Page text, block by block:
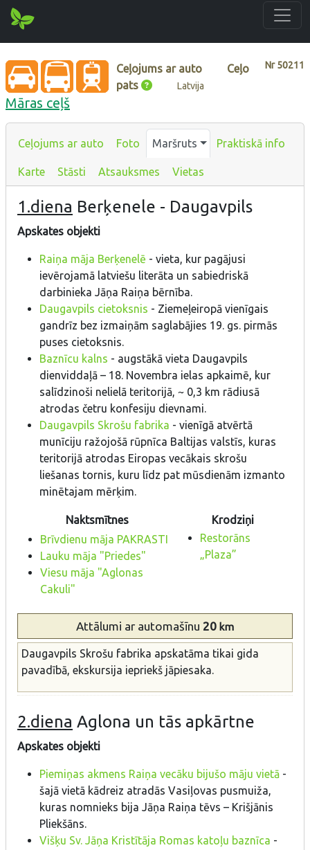
Nr50211
Ceļojums ar auto
Ceļo
pats
Latvija
Māras ceļš
Ceļojums ar auto Foto Maršruts Praktiskā info
Karte Stāsti Atsauksmes Vietas
1.diena Berķenele - Daugavpils
Apskates objekti
Raiņa māja Berķenelē - vieta, kur pagājusi
ievērojamā latviešu literāta un sabiedriskā
darbinieka Jāņa Raiņa bērnība.
Daugavpils cietoksnis - Ziemeļeiropā vienīgais
gandrīz bez izmaiņām saglabājies 19. gs. pirmās
puses cietoksnis.
Baznīcu kalns - augstākā vieta Daugavpils
dienviddaļā – 18. Novembra ielas apkaimē, kur
salīdzinoši nelielā teritorijā, ~ 0,3 km rādiusā
atrodas četru konfesiju dievnami.
Daugavpils Skrošu fabrika - vienīgā atvērtā
munīciju ražojošā rūpnīca Baltijas valstīs, kuras
teritorijā atrodas Eiropas vecākais skrošu
liešanas tornis, kuru līdz pat mūsdienām izmanto
minētajam mērķim.
Naktsmītnes
Krodziņi
Brīvdienu māja PAKRASTI
Lauku māja "Priedes"
Viesu māja "Aglonas
Cakuli"
Restorāns
„Plaza”
Attālumi ar automašīnu 20 km
Daugavpils Skrošu fabrika apskatāma tikai gida
pavadībā, ekskursija iepriekš jāpiesaka.
2.diena Aglona un tās apkārtne
Apskates objekti
Piemiņas akmens Raiņa vecāku bijušo māju vietā -
šajā vietā kādreiz atradās Vasiļovas pusmuiža,
kuras nomnieks bija Jāņa Raiņa tēvs – Krišjānis
Pliekšāns.
Višķu Sv. Jāņa Kristītāja Romas katoļu baznīca -